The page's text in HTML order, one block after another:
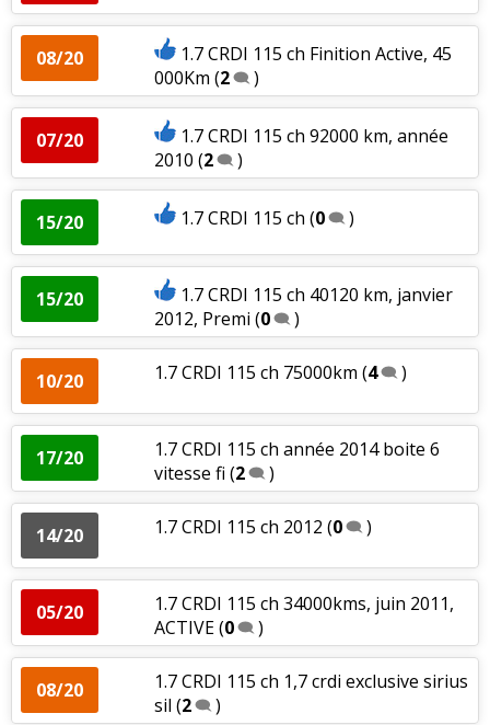
08/20
1.7 CRDI 115 ch Finition Active, 45
000Km (2 )
07/20
1.7 CRDI 115 ch 92000 km, année
2010 (2 )
15/20 1.7 CRDI 115 ch (0 )
15/20
1.7 CRDI 115 ch 40120 km, janvier
2012, Premi (0 )
10/20 1.7 CRDI 115 ch 75000km (4 )
17/20
1.7 CRDI 115 ch année 2014 boite 6
vitesse fi (2 )
14/20 1.7 CRDI 115 ch 2012 (0 )
05/20
1.7 CRDI 115 ch 34000kms, juin 2011,
ACTIVE(0 )
08/20
1.7 CRDI 115 ch 1,7 crdi exclusive sirius
sil (2 )